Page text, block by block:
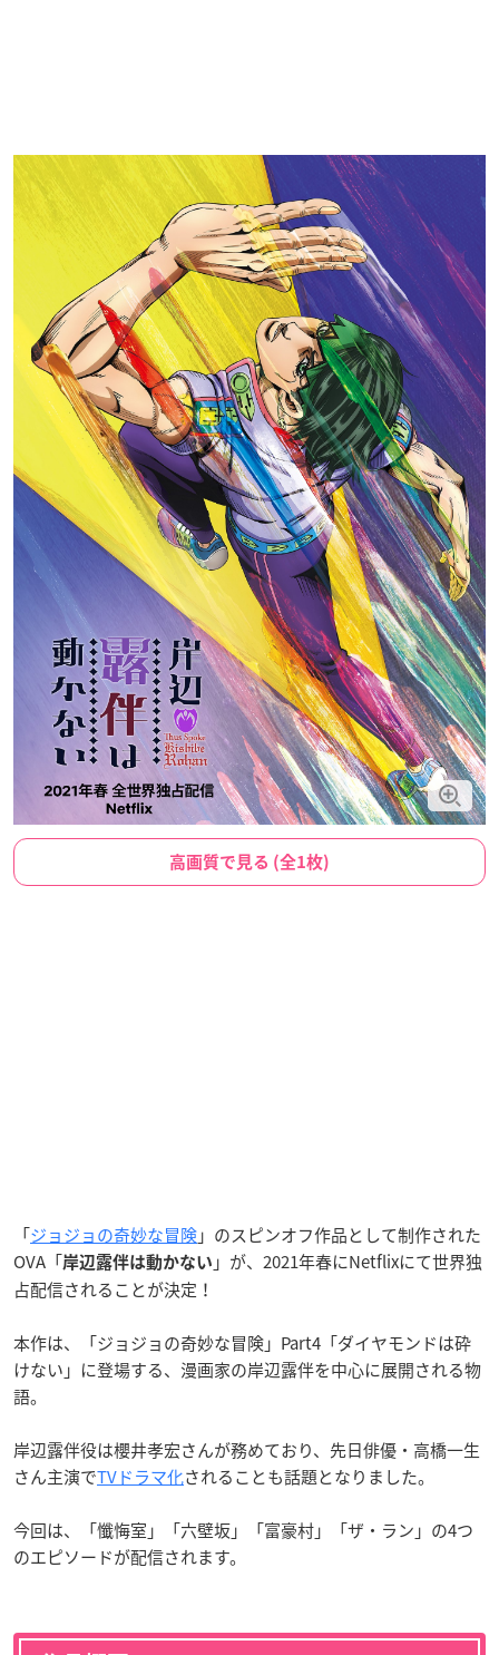
高画質で見る (全1枚)
「ジョジョの奇妙な冒険」のスピンオフ作品として制作された
OVA「岸辺露伴は動かない 」が、2021年春にNetflixにて世界独
占配信されることが決定！
本作は、「ジョジョの奇妙な冒険」Part4「ダイヤモンドは砕
けない」に登場する、漫画家の岸辺露伴を中心に展開される物
語。
岸辺露伴役は櫻井孝宏さんが務めており、先日俳優・高橋一生
さん主演でTVドラマ化されることも話題となりました。
今回は、「懺悔室」「六壁坂」「富豪村」「ザ・ラン」の4つ
のエピソードが配信されます。